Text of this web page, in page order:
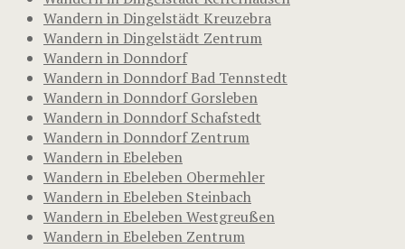
Wandern in Dingelstädt Kreuzebra
Wandern in Dingelstädt Zentrum
Wandern in Donndorf
Wandern in Donndorf Bad Tennstedt
Wandern in Donndorf Gorsleben
Wandern in Donndorf Schafstedt
Wandern in Donndorf Zentrum
Wandern in Ebeleben
Wandern in Ebeleben Obermehler
Wandern in Ebeleben Steinbach
Wandern in Ebeleben Westgreußen
Wandern in Ebeleben Zentrum